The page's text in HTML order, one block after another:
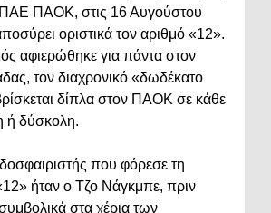
ΠΑΟΚ, στις 16 Αυγούστου
οριστικά τον αριθμό «12».
αφιερώθηκε για πάντα στον
τον διαχρονικό «δωδέκατο
δίπλα στον ΠΑΟΚ σε κάθε
ή δύσκολη.
που φόρεσε τη
ήταν ο Τζο Νάγκμπε, πριν
στα χέρια των